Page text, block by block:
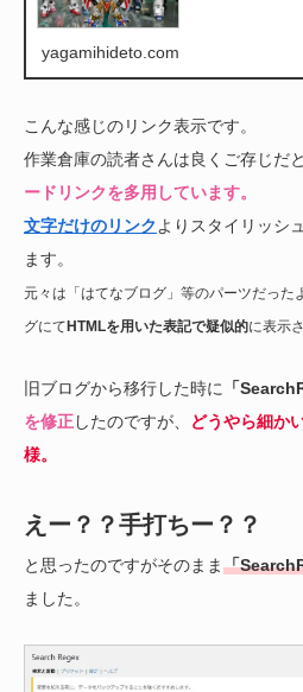
yagamihideto.com
こんな感じのリンク表示です。
作業倉庫の読者さんは良くご存じだ
ードリンクを多用しています。
文字だけのリンク よりスタイリッシ
ます。
元々は「はてなブログ」等のパーツだった
グにてHTMLを用いた表記で疑似的に表示
旧ブログから移行した時に 「
を修正したのですが、
どうやら細か
様。
えー？？手打ちー？？
と思ったのですがそのまま「
ました。